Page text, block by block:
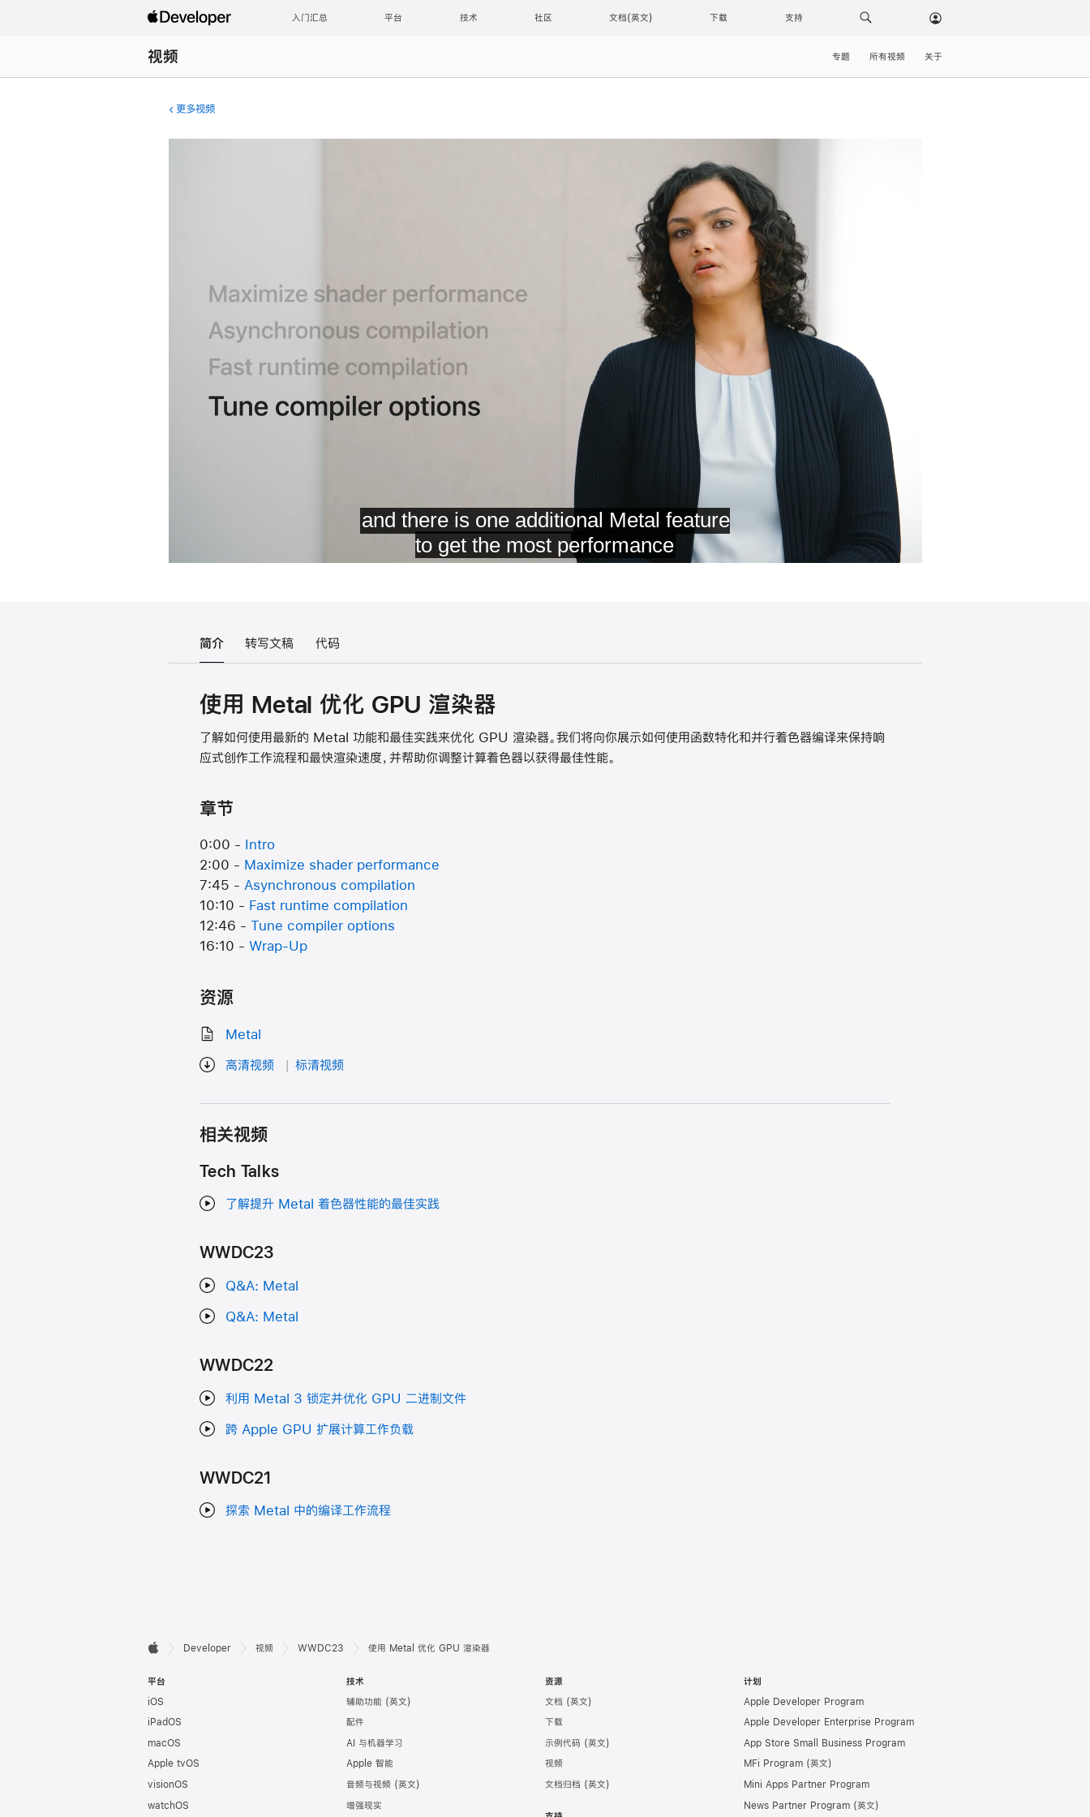
入门汇总 平台 技术 社区 文档 下载 支持
视频 专题 所有视频 关于
更多视频
简介 转写文稿 代码
使用 Metal 优化 GPU 渲染器
了解如何使用最新的 Metal 功能和最佳实践来优化 GPU 渲染器。我们将向你展示如何使用函数特化和并行着色器编译来保持响
应式创作工作流程和最快渲染速度，并帮助你调整计算着色器以获得最佳性能。
章节
0:00 -
Intro
2:00 - Maximize shader performance
7:45 - Asynchronous compilation
10:10 - Fast runtime compilation
12:46 -Tune compiler options
16:10 -Wrap-Up
资源
Metal
高清视频 标清视频
相关视频
Tech Talks
了解提升 Metal 着色器性能的最佳实践
WWDC23
Q&A: Metal
Q&A: Metal
WWDC22
利用 Metal 3 锁定并优化 GPU 二进制文件
跨 Apple GPU 扩展计算工作负载
WWDC21
探索 Metal 中的编译工作流程
开
发
者
页
脚

Developer 视频 WWDC23 使用 Metal 优化 GPU 渲染器
平台
iOS
iPadOS
macOS
Apple tvOS
visionOS
watchOS
技术
辅助功能
配件
AI 与机器学习
Apple 智能
音频与视频
增强现实
资源
文档
下载
示例代码
视频
文档归档
计划
Apple Developer Program
Apple Developer Enterprise Program
App Store Small Business Program
MFi Program
Mini Apps Partner Program
News Partner Program